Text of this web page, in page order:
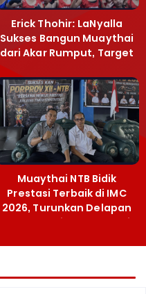
Erick Thohir: LaNyalla
Sukses Bangun Muaythai
dari Akar Rumput, Target
Muaythai NTB Bidik
Prestasi Terbaik di IMC
2026, Turunkan Delapan
Atlet ke Kejurnas Bekasi